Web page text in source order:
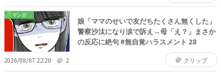
マンガ
娘「ママのせいで友だちたくさん無くした」
警察沙汰になり涙で訴え→母「え？」まさか
の反応に絶句 #無自覚ハラスメント 28
2026/08/07 22:20 2 クリップ